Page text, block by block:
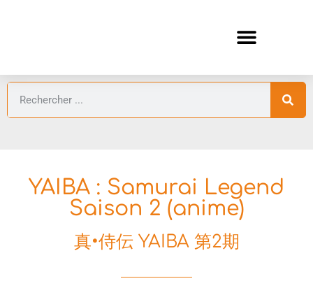
YAIBA : Samurai Legend
Saison 2 (anime)
真•侍伝 YAIBA 第2期